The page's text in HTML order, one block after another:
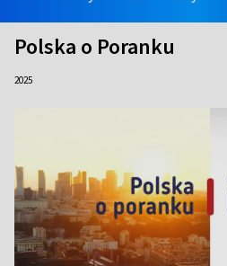
Polska o Poranku
2025